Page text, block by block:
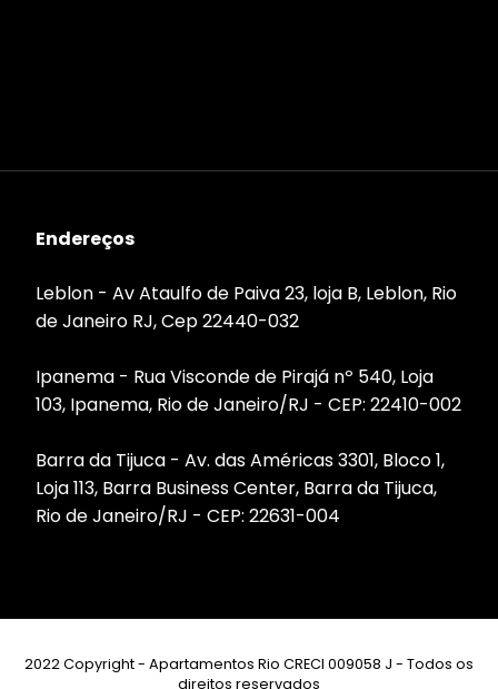
Endereços
Leblon - Av Ataulfo de Paiva 23, loja B, Leblon, Rio
de Janeiro RJ, Cep 22440-032
Ipanema - Rua Visconde de Pirajá nº 540, Loja
103, Ipanema, Rio de Janeiro/RJ - CEP: 22410-002
Barra da Tijuca - Av. das Américas 3301, Bloco 1,
Loja 113, Barra Business Center, Barra da Tijuca,
Rio de Janeiro/RJ - CEP: 22631-004
2022 Copyright - Apartamentos Rio CRECI 009058 J - Todos os
direitos reservados